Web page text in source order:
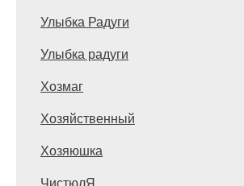
Улыбка Радуги
Улыбка радуги
Хозмаг
Хозяйственный
Хозяюшка